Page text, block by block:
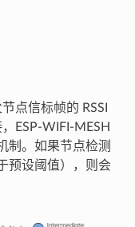
点信标帧的 RSSI
ESP-WIFI-MESH
制。如果节点检测
预设阈值），则会